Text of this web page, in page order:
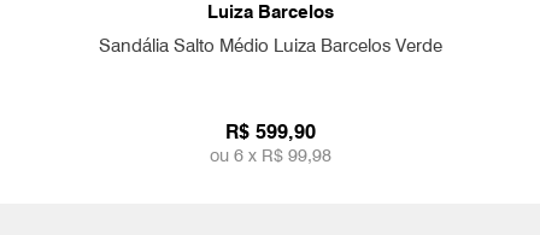
Luiza Barcelos
Sandália Salto Médio Luiza Barcelos Verde
R$ 599,90
ou 6 x R$ 99,98